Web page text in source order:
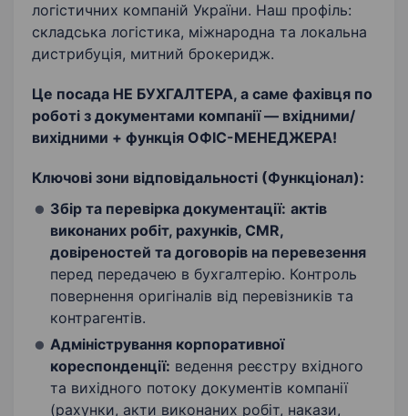
логістичних компаній України. Наш профіль:
складська логістика, міжнародна та локальна
дистрибуція, митний брокеридж.
Це посада НЕ БУХГАЛТЕРА, а саме фахівця по
роботі з документами компанії — вхідними/
вихідними + функція ОФІС-МЕНЕДЖЕРА!
Ключові зони відповідальності (Функціонал):
Збір та перевірка документації: актів
виконаних робіт, рахунків, CMR,
довіреностей та договорів на перевезення
перед передачею в бухгалтерію. Контроль
повернення оригіналів від перевізників та
контрагентів.
Адміністрування корпоративної
кореспонденції: ведення реєстру вхідного
та вихідного потоку документів компанії
(рахунки, акти виконаних робіт, накази,